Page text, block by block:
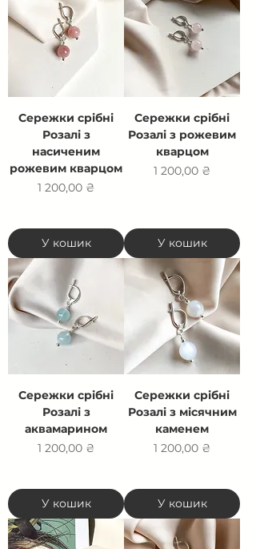
Сережки срібні
Розалі з
насиченим
рожевим кварцом
Ціна
1 200,00 ₴
У кошик
Сережки срібні
Розалі з рожевим
кварцом
Ціна
1 200,00 ₴
У кошик
Сережки срібні
Розалі з
аквамарином
Ціна
1 200,00 ₴
У кошик
Сережки срібні
Розалі з місячним
каменем
Ціна
1 200,00 ₴
У кошик